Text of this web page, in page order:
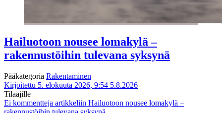
Hailuotoon nousee lomakylä –
rakennustöihin tulevana syksynä
Pääkategoria Rakentaminen
Kirjoitettu 5. elokuuta 2026, 9:54 5.8.2026
Tilaajille
Ei kommentteja artikkeliin Hailuotoon nousee lomakylä –